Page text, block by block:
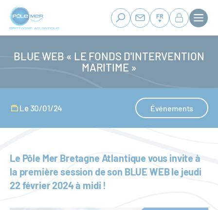
Panneau de gestion des cookies
Aller
contenu
FR
BLUE WEB « LE FONDS D'INTERVENTION
MARITIME »
Le 30/01/24 Événements
Le Pôle Mer Bretagne Atlantique vous invite à
la première session de son BLUE WEB le jeudi
22 février 2024 à midi !